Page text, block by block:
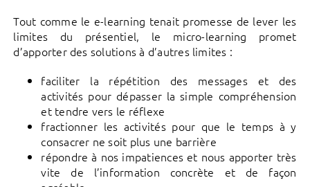
Tout comme le e-learning tenait promesse de lever les
limites du présentiel, le micro-learning promet
d’apporter des solutions à d’autres limites :
faciliter la répétition des messages et des
activités pour dépasser la simple compréhension
et tendre vers le réflexe
fractionner les activités pour que le temps à y
consacrer ne soit plus une barrière
répondre à nos impatiences et nous apporter très
vite de l’information concrète et de façon